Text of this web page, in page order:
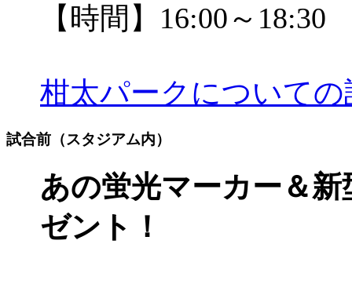
【時間】16:00～18:30
柑太パークについて
試合前（スタジアム内）
あの蛍光マーカー＆
ゼント！